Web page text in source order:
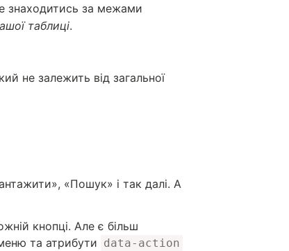
знаходитись за межами
таблиці.
не залежить від загальної
«Пошук» і так далі. А
кнопці. Але є більш
та атрибути data-action